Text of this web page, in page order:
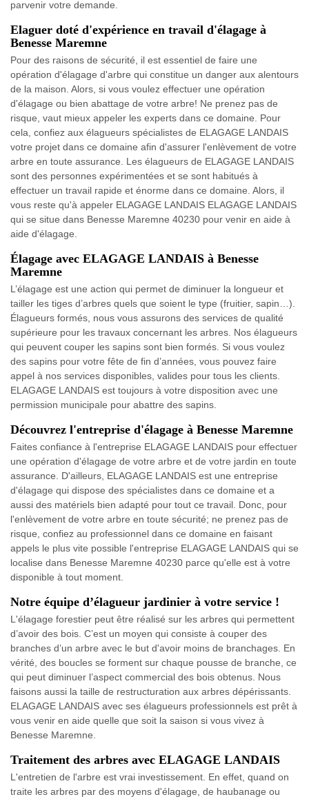
parvenir votre demande.
Elaguer doté d'expérience en travail d'élagage à
Benesse Maremne
Pour des raisons de sécurité, il est essentiel de faire une
opération d'élagage d'arbre qui constitue un danger aux alentours
de la maison. Alors, si vous voulez effectuer une opération
d'élagage ou bien abattage de votre arbre! Ne prenez pas de
risque, vaut mieux appeler les experts dans ce domaine. Pour
cela, confiez aux élagueurs spécialistes de ELAGAGE LANDAIS
votre projet dans ce domaine afin d'assurer l'enlèvement de votre
arbre en toute assurance. Les élagueurs de ELAGAGE LANDAIS
sont des personnes expérimentées et se sont habitués à
effectuer un travail rapide et énorme dans ce domaine. Alors, il
vous reste qu'à appeler ELAGAGE LANDAIS ELAGAGE LANDAIS
qui se situe dans Benesse Maremne 40230 pour venir en aide à
aide d'élagage.
Élagage avec ELAGAGE LANDAIS à Benesse
Maremne
L’élagage est une action qui permet de diminuer la longueur et
tailler les tiges d’arbres quels que soient le type (fruitier, sapin…).
Élagueurs formés, nous vous assurons des services de qualité
supérieure pour les travaux concernant les arbres. Nos élagueurs
qui peuvent couper les sapins sont bien formés. Si vous voulez
des sapins pour votre fête de fin d’années, vous pouvez faire
appel à nos services disponibles, valides pour tous les clients.
ELAGAGE LANDAIS est toujours à votre disposition avec une
permission municipale pour abattre des sapins.
Découvrez l'entreprise d'élagage à Benesse Maremne
Faites confiance à l'entreprise ELAGAGE LANDAIS pour effectuer
une opération d'élagage de votre arbre et de votre jardin en toute
assurance. D'ailleurs, ELAGAGE LANDAIS est une entreprise
d'élagage qui dispose des spécialistes dans ce domaine et a
aussi des matériels bien adapté pour tout ce travail. Donc, pour
l'enlèvement de votre arbre en toute sécurité; ne prenez pas de
risque, confiez au professionnel dans ce domaine en faisant
appels le plus vite possible l'entreprise ELAGAGE LANDAIS qui se
localise dans Benesse Maremne 40230 parce qu'elle est à votre
disponible à tout moment.
Notre équipe d’élagueur jardinier à votre service !
L'élagage forestier peut être réalisé sur les arbres qui permettent
d’avoir des bois. C’est un moyen qui consiste à couper des
branches d’un arbre avec le but d'avoir moins de branchages. En
vérité, des boucles se forment sur chaque pousse de branche, ce
qui peut diminuer l’aspect commercial des bois obtenus. Nous
faisons aussi la taille de restructuration aux arbres dépérissants.
ELAGAGE LANDAIS avec ses élagueurs professionnels est prêt à
vous venir en aide quelle que soit la saison si vous vivez à
Benesse Maremne.
Traitement des arbres avec ELAGAGE LANDAIS
L'entretien de l'arbre est vrai investissement. En effet, quand on
traite les arbres par des moyens d'élagage, de haubanage ou